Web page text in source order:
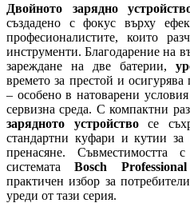
Двойното зарядно
създадено с фокус върху
професионалистите, които
инструменти. Благодарение на
зареждане на две батерии,
времето за престой и
– особено в натоварени
сервизна среда. С компактни
зарядното устройствосе
стандартни куфари и кутии
пренасяне.
системата Bosch Professional
практичен избор за
уреди от тази серия.